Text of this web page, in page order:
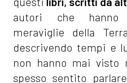
autori che hanno
meraviglie della
descrivendo tempi e
non hanno mai visto
spesso sentito